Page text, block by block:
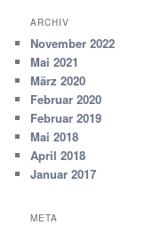
ARCHIV
November 2022
Mai 2021
März 2020
Februar 2020
Februar 2019
Mai 2018
April 2018
Januar 2017
META